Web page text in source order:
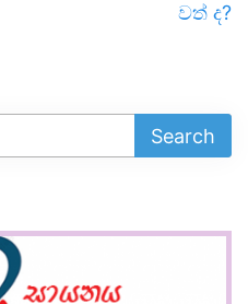
වත් ද?